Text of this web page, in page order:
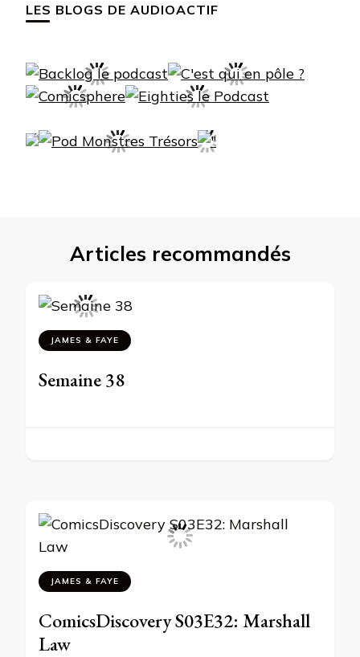
LES BLOGS DE AUDIOACTIF
Articles recommandés
JAMES & FAYE
Semaine 38
JAMES & FAYE
ComicsDiscovery S03E32: Marshall
Law